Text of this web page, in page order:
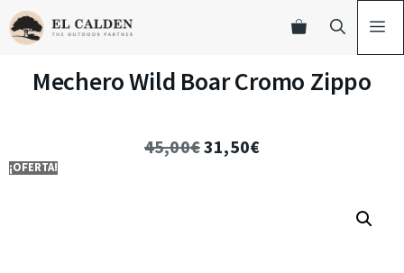
Mechero Wild Boar Cromo Zippo
45,00€31,50€
¡OFERTA!